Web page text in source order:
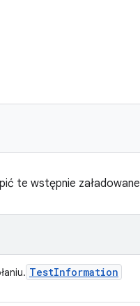
te wstępnie załadowane
TestInformation